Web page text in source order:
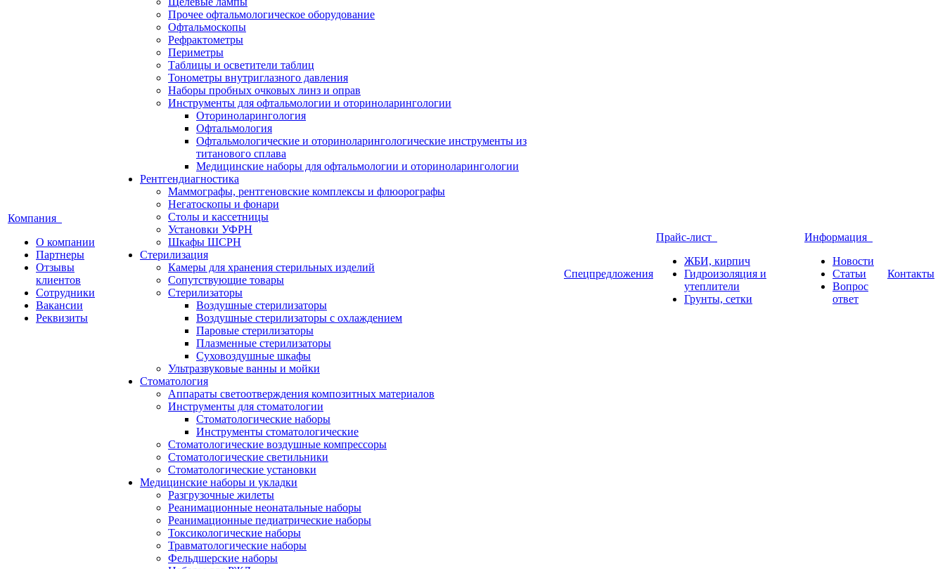
Компания
О компании
Партнеры
Отзывы
клиентов
Сотрудники
Вакансии
Реквизиты
Прочее офтальмологическое оборудование
Офтальмоскопы
Рефрактометры
Периметры
Таблицы и осветители таблиц
Тонометры внутриглазного давления
Наборы пробных очковых линз и оправ
Инструменты для офтальмологии и оториноларингологии
Оториноларингология
Офтальмология
Офтальмологические и оториноларингологические инструменты из
титанового сплава
Медицинские наборы для офтальмологии и оториноларингологии
Рентгендиагностика
Маммографы, рентгеновские комплексы и флюорографы
Негатоскопы и фонари
Столы и кассетницы
Установки УФРН
Шкафы ШСРН
Стерилизация
Камеры для хранения стерильных изделий
Сопутствующие товары
Стерилизаторы
Воздушные стерилизаторы
Воздушные стерилизаторы с охлаждением
Паровые стерилизаторы
Плазменные стерилизаторы
Суховоздушные шкафы
Ультразвуковые ванны и мойки
Стоматология
Аппараты светоотверждения композитных материалов
Инструменты для стоматологии
Стоматологические наборы
Инструменты стоматологические
Стоматологические воздушные компрессоры
Стоматологические светильники
Стоматологические установки
Медицинские наборы и укладки
Разгрузочные жилеты
Реанимационные неонатальные наборы
Реанимационные педиатрические наборы
Токсикологические наборы
Травматологические наборы
Фельдшерские наборы
Спецпредложения
Прайс-лист
ЖБИ, кирпич
Гидроизоляция и
утеплители
Грунты, сетки
Информация
Новости
Статьи
Вопрос
ответ
Контакты